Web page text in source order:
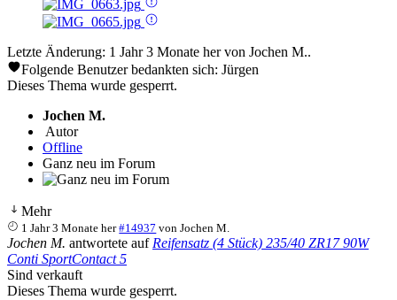
Letzte Änderung: 1 Jahr 3 Monate her von Jochen M..
Folgende Benutzer bedankten sich: Jürgen
Dieses Thema wurde gesperrt.
Jochen M.
Autor
Offline
Ganz neu im Forum
Mehr
1 Jahr 3 Monate her #14937 vonJochen M.
Jochen M. antwortete auf Reifensatz (4 Stück) 235/40 ZR17 90W
Conti SportContact 5
Sind verkauft
Dieses Thema wurde gesperrt.